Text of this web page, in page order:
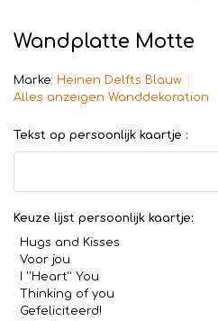
Wandplatte Motte
Marke: Heinen Delfts Blauw
Alles anzeigen Wanddekoration
Tekst op persoonlijk kaartje :
Keuze lijst persoonlijk kaartje:
Hugs and Kisses
Voor jou
I ''Heart'' You
Thinking of you
Gefeliciteerd!